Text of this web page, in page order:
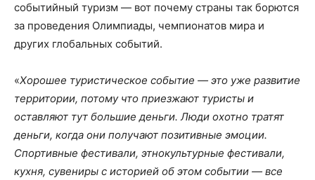
событийный туризм — вот почему страны так борются
за проведения Олимпиады, чемпионатов мира и
других глобальных событий.
«Хорошее туристическое событие — это уже развитие
территории, потому что приезжают туристы и
оставляют тут большие деньги. Люди охотно тратят
деньги, когда они получают позитивные эмоции.
Спортивные фестивали, этнокультурные фестивали,
кухня, сувениры с историей об этом событии — все